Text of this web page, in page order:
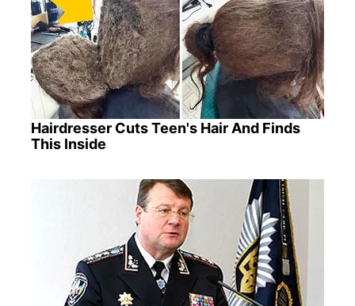
Hairdresser Cuts Teen's Hair And Finds
This Inside